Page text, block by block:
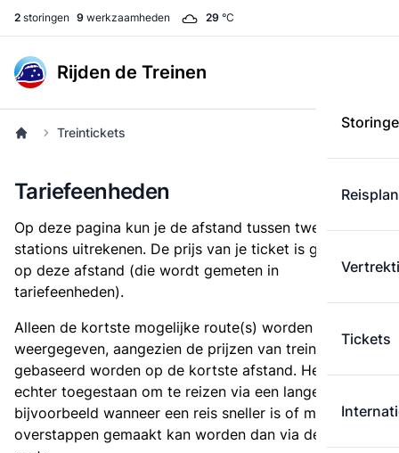
2 storingen 9 werkzaamheden 29 °C
Rijden de Treinen
Tickets
Treintickets
Tariefeenheden
Op deze pagina kun je de afstand tussen twee
stations uitrekenen. De prijs van je ticket is gebaseerd
op deze afstand (die wordt gemeten in
tariefeenheden).
Alleen de kortste mogelijke route(s) worden
weergegeven, aangezien de prijzen van treintickets
gebaseerd worden op de kortste afstand. Het is
echter toegestaan om te reizen via een langere route,
bijvoorbeeld wanneer een reis sneller is of met minder
overstappen gemaakt kan worden dan via de kortste